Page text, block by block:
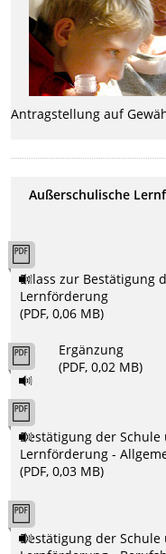
Antragstellung auf
Außerschulische
Erlass zur Bestätigung
Lernförderung
(PDF, 0,06 MB)
Ergänzung
(PDF, 0,02 MB)
Bestätigung der
Lernförderung -
(PDF, 0,03 MB)
Bestätigung der